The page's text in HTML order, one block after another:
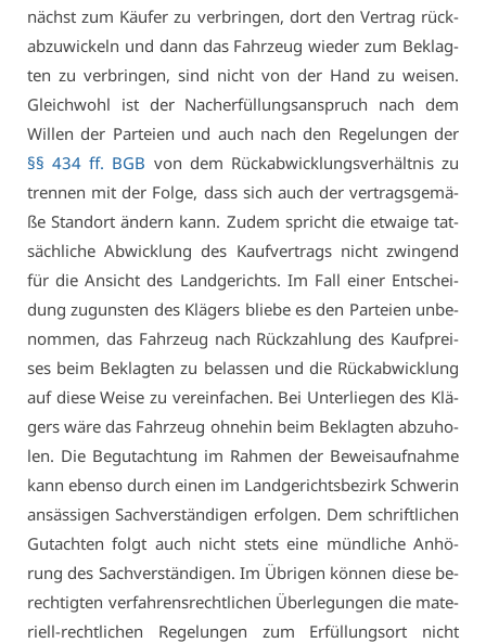
nächst zum Käu­fer zu ver­brin­gen, dort den Ver­trag rück­
ab­zu­wi­ckeln und dann das Fahr­zeug wie­der zum Be­klag­
ten zu ver­brin­gen, sind nicht von der Hand zu wei­sen.
Gleich­wohl ist der Nach­er­fül­lungs­an­spruch nach dem
Wil­len der Par­tei­en und auch nach den Re­ge­lun­gen der
§§ 434 ff. BGB von dem Rück­ab­wick­lungs­ver­hält­nis zu
tren­nen mit der Fol­ge, dass sich auch der ver­trags­ge­mä­
ße Stand­ort än­dern kann. Zu­dem spricht die et­wai­ge tat­
säch­li­che Ab­wick­lung des Kauf­ver­trags nicht zwin­gend
für die An­sicht des Land­ge­richts. Im Fall ei­ner Ent­schei­
dung zu­guns­ten des Klä­gers blie­be es den Par­tei­en un­be­
nom­men, das Fahr­zeug nach Rück­zah­lung des Kauf­prei­
ses beim Be­klag­ten zu be­las­sen und die Rück­ab­wick­lung
auf die­se Wei­se zu ver­ein­fa­chen. Bei Un­ter­lie­gen des Klä­
gers wä­re das Fahr­zeug oh­ne­hin beim Be­klag­ten ab­zu­ho­
len. Die Be­gut­ach­tung im Rah­men der Be­weis­auf­nah­me
kann eben­so durch ei­nen im Land­ge­richts­be­zirk Schwe­rin
an­säs­si­gen Sach­ver­stän­di­gen er­fol­gen. Dem schrift­li­chen
Gut­ach­ten folgt auch nicht stets ei­ne münd­li­che An­hö­
rung des Sach­ver­stän­di­gen. Im Üb­ri­gen kön­nen die­se be­
rech­tig­ten ver­fah­rens­recht­li­chen Über­le­gun­gen die ma­te­
ri­ell-recht­li­chen Re­ge­lun­gen zum Er­fül­lungs­ort nicht